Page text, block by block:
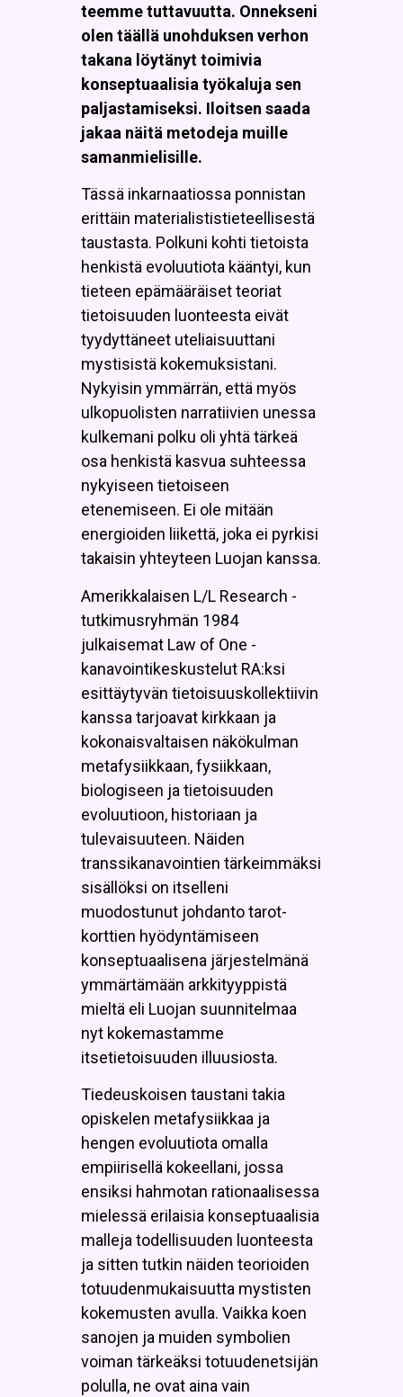
teemme tuttavuutta. Onnekseni
olen täällä unohduksen verhon
takana löytänyt toimivia
konseptuaalisia työkaluja sen
paljastamiseksi. Iloitsen saada
jakaa näitä metodeja muille
samanmielisille.
Tässä inkarnaatiossa ponnistan
erittäin materialististieteellisestä
taustasta. Polkuni kohti tietoista
henkistä evoluutiota kääntyi, kun
tieteen epämääräiset teoriat
tietoisuuden luonteesta eivät
tyydyttäneet uteliaisuuttani
mystisistä kokemuksistani.
Nykyisin ymmärrän, että myös
ulkopuolisten narratiivien unessa
kulkemani polku oli yhtä tärkeä
osa henkistä kasvua suhteessa
nykyiseen tietoiseen
etenemiseen. Ei ole mitään
energioiden liikettä, joka ei pyrkisi
takaisin yhteyteen Luojan kanssa.
Amerikkalaisen L/L Research -
tutkimusryhmän 1984
julkaisemat Law of One -
kanavointikeskustelut RA:ksi
esittäytyvän tietoisuuskollektiivin
kanssa tarjoavat kirkkaan ja
kokonaisvaltaisen näkökulman
metafysiikkaan, fysiikkaan,
biologiseen ja tietoisuuden
evoluutioon, historiaan ja
tulevaisuuteen. Näiden
transsikanavointien tärkeimmäksi
sisällöksi on itselleni
muodostunut johdanto tarot-
korttien hyödyntämiseen
konseptuaalisena järjestelmänä
ymmärtämään arkkityyppistä
mieltä eli Luojan suunnitelmaa
nyt kokemastamme
itsetietoisuuden illuusiosta.
Tiedeuskoisen taustani takia
opiskelen metafysiikkaa ja
hengen evoluutiota omalla
empiirisellä kokeellani, jossa
ensiksi hahmotan rationaalisessa
mielessä erilaisia konseptuaalisia
malleja todellisuuden luonteesta
ja sitten tutkin näiden teorioiden
totuudenmukaisuutta mystisten
kokemusten avulla. Vaikka koen
sanojen ja muiden symbolien
voiman tärkeäksi totuudenetsijän
polulla, ne ovat aina vain